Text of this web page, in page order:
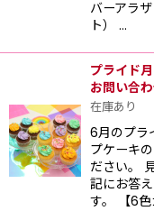
バーアラ
ト） …
プライド
お問い合
在庫あり
6月のプラ
プケーキ
ださい。
記にお答
す。 【6